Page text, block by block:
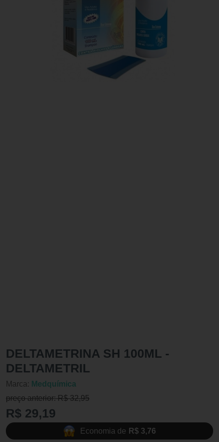
DELTAMETRINA SH 100ML -
DELTAMETRIL
Marca: Medquímica
preço anterior: R$ 32,95
R$ 29,19
Economia de R$ 3,76